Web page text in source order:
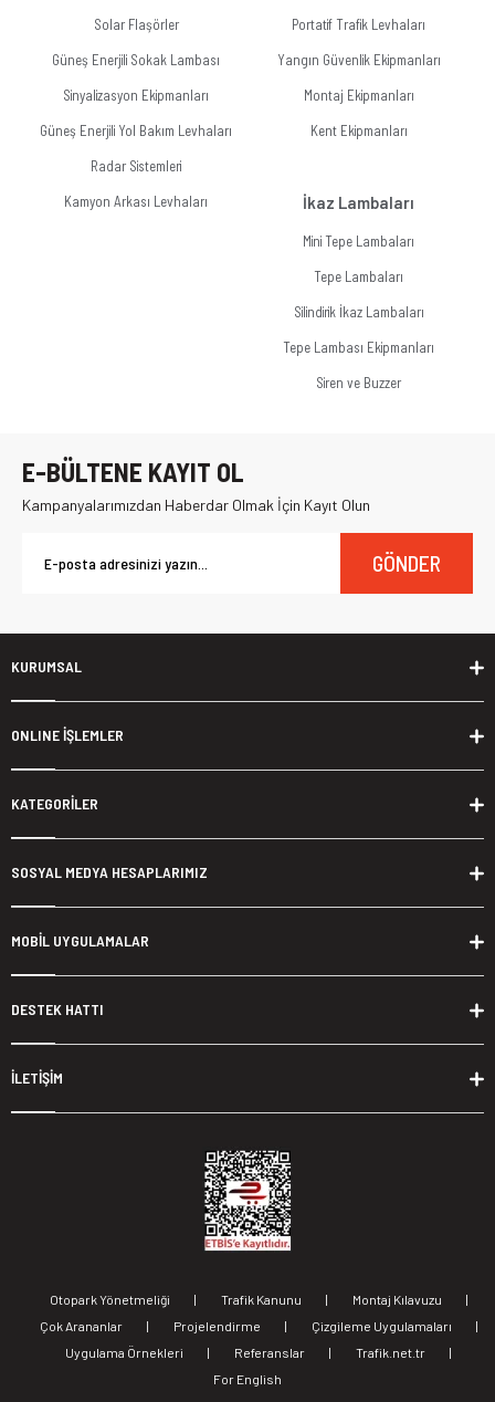
Solar Flaşörler
Güneş Enerjili Sokak Lambası
Sinyalizasyon Ekipmanları
Güneş Enerjili Yol Bakım Levhaları
Radar Sistemleri
Kamyon Arkası Levhaları
Portatif Trafik Levhaları
Yangın Güvenlik Ekipmanları
Montaj Ekipmanları
Kent Ekipmanları
İkaz Lambaları
Mini Tepe Lambaları
Tepe Lambaları
Silindirik İkaz Lambaları
Tepe Lambası Ekipmanları
Siren ve Buzzer
E-BÜLTENE KAYIT OL
Kampanyalarımızdan Haberdar Olmak İçin Kayıt Olun
GÖNDER
KURUMSAL
ONLINE İŞLEMLER
KATEGORİLER
SOSYAL MEDYA HESAPLARIMIZ
MOBİL UYGULAMALAR
DESTEK HATTI
İLETİŞİM
Otopark Yönetmeliği | Trafik Kanunu | Montaj Kılavuzu
|
Çok Arananlar
| Projelendirme | Çizgileme Uygulamaları
|
Uygulama Örnekleri
| Referanslar | Trafik.net.tr
|
For English